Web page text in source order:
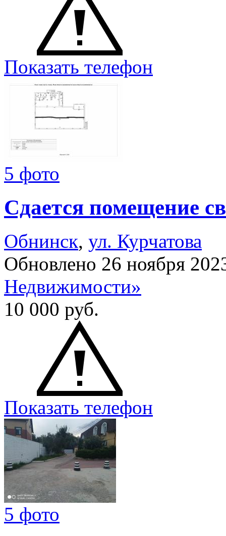
Показать телефон
5 фото
Сдается помещение
Обнинск, ул. Курчатова
Обновлено 26 ноября
Недвижимости»
10 000 руб.
Показать телефон
5 фото